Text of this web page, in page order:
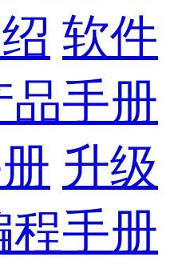
软件
品手册
升级
程手册